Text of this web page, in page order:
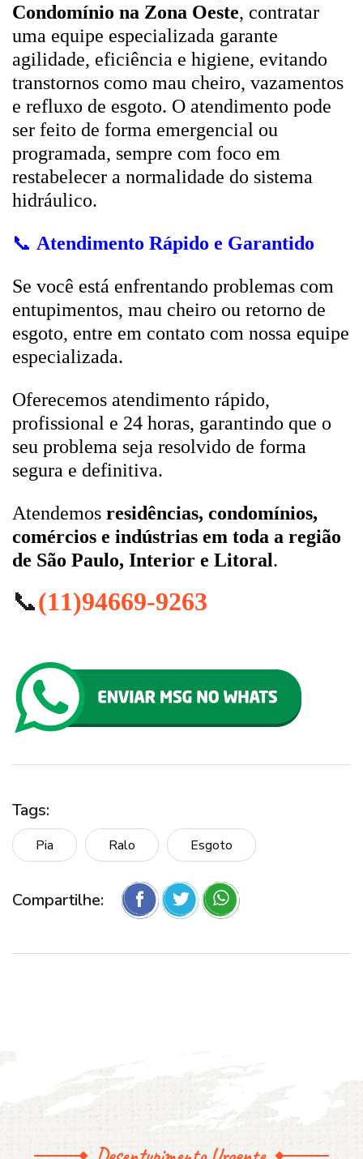
Condomínio na Zona Oeste, contratar
uma equipe especializada garante
agilidade, eficiência e higiene, evitando
transtornos como mau cheiro, vazamentos
e refluxo de esgoto. O atendimento pode
ser feito de forma emergencial ou
programada, sempre com foco em
restabelecer a normalidade do sistema
hidráulico.
📞 Atendimento Rápido e Garantido
Se você está enfrentando problemas com
entupimentos, mau cheiro ou retorno de
esgoto, entre em contato com nossa equipe
especializada.
Oferecemos atendimento rápido,
profissional e 24 horas, garantindo que o
seu problema seja resolvido de forma
segura e definitiva.
Atendemos residências, condomínios,
comércios e indústrias em toda a região
de São Paulo, Interior e Litoral.
📞(11)94669-9263
Tags:
Pia Ralo Esgoto
Compartilhe: